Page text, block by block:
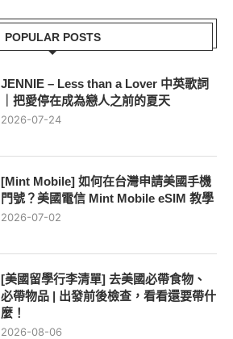
POPULAR POSTS
JENNIE – Less than a Lover 中英歌詞
｜把愛停在成為戀人之前的夏天
2026-07-24
[Mint Mobile] 如何在台灣申請美國手機
門號？美國電信 Mint Mobile eSIM 教學
2026-07-02
[美國留學行李清單] 去美國必帶食物、
必帶物品 | 出發前後檢查，看看還要帶什
麼！
2026-08-06